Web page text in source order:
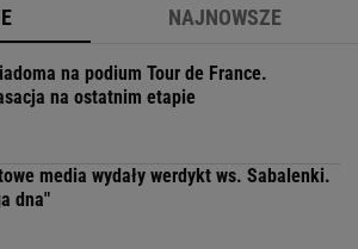
NAJNOWSZE
na podium Tour de France.
na ostatnim etapie
media wydały werdykt ws. Sabalenki.
dna"